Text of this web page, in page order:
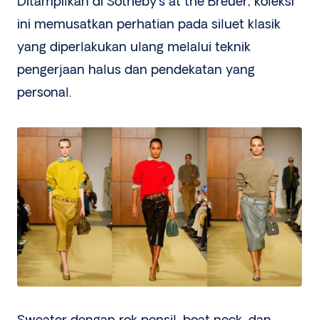
ini memusatkan perhatian pada siluet klasik
yang diperlakukan ulang melalui teknik
pengerjaan halus dan pendekatan yang
personal.